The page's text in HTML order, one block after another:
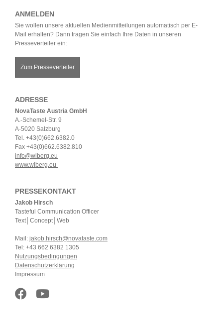
ANMELDEN
Sie wollen unsere aktuellen Medienmitteilungen automatisch per E-
Mail erhalten? Dann tragen Sie einfach Ihre Daten in unseren
Presseverteiler ein:
Zum Presseverteiler
ADRESSE
NovaTaste Austria GmbH
A.-Schemel-Str. 9
A-5020 Salzburg
Tel. +43(0)662.6382.0
Fax +43(0)662.6382.810
info@wiberg.eu
www.wiberg.eu
PRESSEKONTAKT
Jakob Hirsch
Tasteful Communication Officer
Text│Concept│Web
Mail: jakob.hirsch@novataste.com
Tel: +43 662 6382 1305
Nutzungsbedingungen
Datenschutzerklärung
Impressum